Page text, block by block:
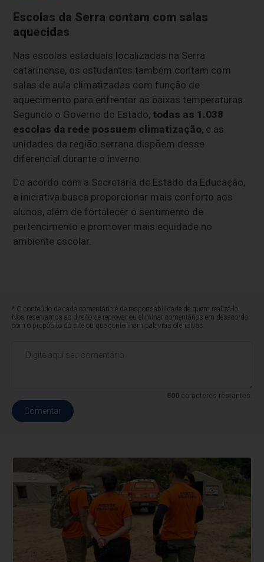
Escolas da Serra contam com salas
aquecidas
Nas escolas estaduais localizadas na Serra
catarinense, os estudantes também contam com
salas de aula climatizadas com função de
aquecimento para enfrentar as baixas temperaturas.
Segundo o Governo do Estado, todas as 1.038
escolas da rede possuem climatização, e as
unidades da região serrana dispõem desse
diferencial durante o inverno.
De acordo com a Secretaria de Estado da Educação,
a iniciativa busca proporcionar mais conforto aos
alunos, além de fortalecer o sentimento de
pertencimento e promover mais equidade no
ambiente escolar.
* O conteúdo de cada comentário é de responsabilidade de quem realizá-lo.
Nos reservamos ao direito de reprovar ou eliminar comentários em desacordo
com o propósito do site ou que contenham palavras ofensivas.
500caracteres restantes.
Comentar